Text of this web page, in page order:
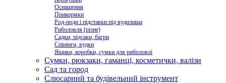
Оснащення
Прикормки
Род-поди і підставки під вудилища
Риболовля (різне)
Садки, підсаки, багри
Спінінги, вудки
Ящики, коробки, сумки для риболовлі
Сумки, рюкзаки, гаманці, косметички, валізи
Сад та город
Слюсарний та будівельний інструмент